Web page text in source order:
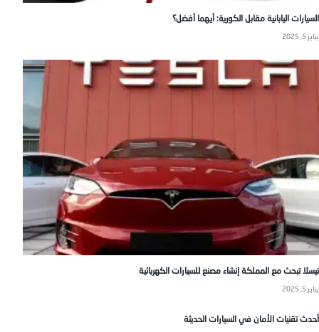
السيارات اليابانية مقابل الكورية: أيهما أفضل؟
يناير 5, 2025
تيسلا تبحث مع المملكة إنشاء مصنع للسيارات الكهربائية
يناير 5, 2025
أحدث تقنيات الأمان في السيارات الحديثة